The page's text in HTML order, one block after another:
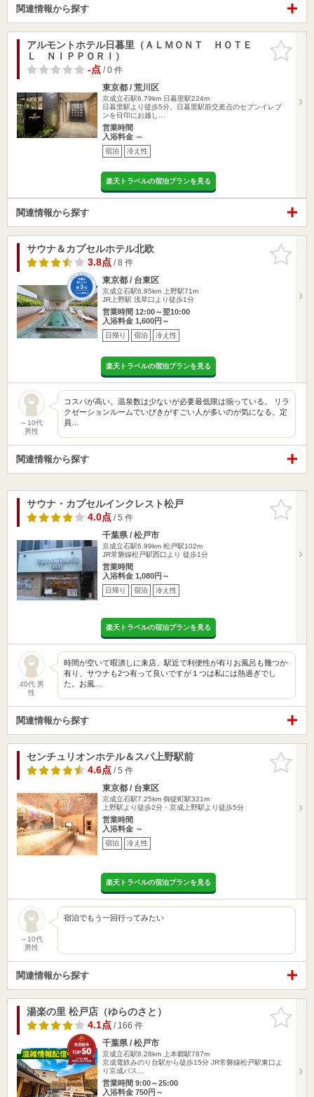
関連情報から探す
お気に入
りに追加
アルモントホテル日暮里（ＡＬＭＯＮＴ ＨＯＴＥ
Ｌ ＮＩＰＰＯＲＩ）
-点/ 0 件
東京都 / 荒川区
京成立石駅6.79km 日暮里駅224m
日暮里駅より徒歩5分。日暮里駅前交差点のセブンイレブ
ンを目印にお越し…
営業時間
入浴料金 ～
宿泊 冷え性
楽天トラベルの宿泊プランを見る
関連情報から探す
お気に入
りに追加
サウナ＆カプセルホテル北欧
3.8点/ 8 件
東京都 / 台東区
京成立石駅6.95km
上野駅71m
JR上野駅 浅草口より徒歩1分
営業時間 12:00～翌10:00
入浴料金 1,600円～
日帰り 宿泊 冷え性
楽天トラベルの宿泊プランを見る
～10代
男性
コスパが高い。温泉数は少ないが必要最低限は揃っている。 リラ
クゼーションルームでいびきがすごい人が多いのが気になる。定
員…
関連情報から探す
お気に入
りに追加
サウナ・カプセルインクレスト松戸
4.0点/ 5 件
千葉県 / 松戸市
京成立石駅6.99km 松戸駅102m
JR常磐線松戸駅西口より 徒歩1分
営業時間
入浴料金 1,080円～
日帰り 宿泊 冷え性
楽天トラベルの宿泊プランを見る
40代 男
性
時間が空いて暇潰しに来店、駅近で利便性が有りお風呂も幾つか
有り、サウナも2つ有って良いですが１つは私には熱過ぎでし
た。お風…
関連情報から探す
お気に入
りに追加
センチュリオンホテル＆スパ上野駅前
4.6点/ 5 件
東京都 / 台東区
京成立石駅7.25km 御徒町駅321m
上野駅より徒歩2分・京成上野駅より徒歩5分
営業時間
入浴料金 ～
宿泊 冷え性
楽天トラベルの宿泊プランを見る
～10代
男性
宿泊でもう一回行ってみたい
関連情報から探す
お気に入
りに追加
湯楽の里 松戸店（ゆらのさと）
4.1点/ 166 件
千葉県 / 松戸市
京成立石駅8.28km
上本郷駅787m
京成電鉄みのり台駅から徒歩15分 JR常磐線松戸駅東口よ
り京成バス…
営業時間 9:00～25:00
入浴料金 750円～